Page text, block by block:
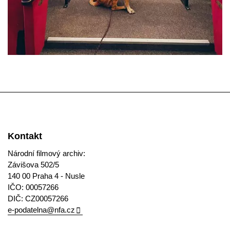
Kontakt
Národní filmový archiv:
Závišova 502/5
140 00 Praha 4 - Nusle
IČO: 00057266
DIČ: CZ00057266
e-podatelna@nfa.cz